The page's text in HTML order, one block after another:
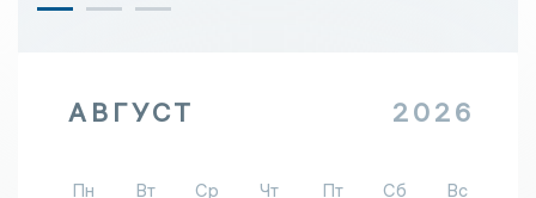
АВГУСТ 2026
Пн Вт Ср Чт Пт Сб
Вс